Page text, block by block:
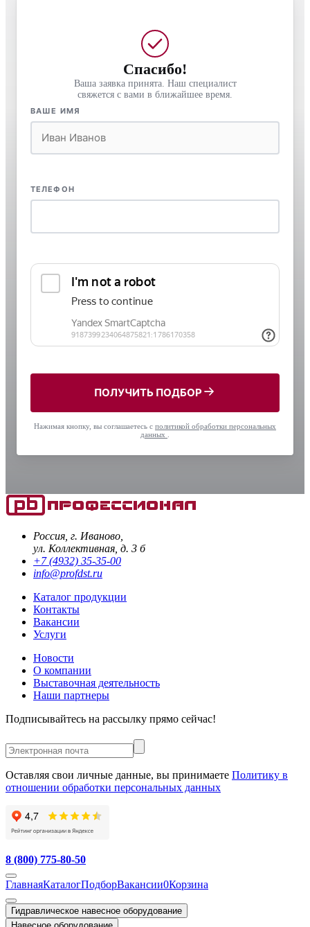
Спасибо!
Ваша заявка принята. Наш специалист
свяжется с вами в ближайшее время.
ВАШЕ ИМЯ
ТЕЛЕФОН
ПОЛУЧИТЬ ПОДБОР
Нажимая кнопку, вы соглашаетесь с политикой обработки персональных
данных
Россия, г. Иваново,
ул. Коллективная, д. 3 б
+7 (4932) 35-35-00
info@profdst.ru
Каталог продукции
Контакты
Вакансии
Услуги
Новости
О компании
Выставочная деятельность
Наши партнеры
Подписывайтесь на рассылку прямо сейчас!
Оставляя свои личные данные, вы принимаете Политику в
отношении обработки персональных данных
8 (800) 775-80-50
ГлавнаяКаталогПодборВакансии0Корзина
Гидравлическое навесное оборудование